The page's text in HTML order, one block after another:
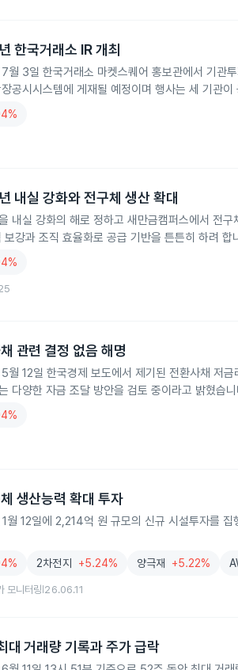
한국거래소 IR 개최
월 3일 한국거래소 마켓스퀘어 홍보관에서 기관
공시시스템에 게재될 예정이며 행사는 세 기관이
내실 강화와 전구체 생산 확대
내실 강화의 해로 정하고 새만금캠퍼스에서 전
보강과 조직 효율화로 공급 기반을 튼튼히 하려 합
관련 결정 없음 해명
월 12일 한국경제 보도에서 제기된 전환사채 저
다양한 자금 조달 방안을 검토 중이라고 밝혔습
생산능력 확대 투자
월 12일에 2,214억 원 규모의 신규 시설투자를
2차전지 +5.24% 양극재 +5.22%
모니터링 26.06.11
대 거래량 기록과 주가 급락